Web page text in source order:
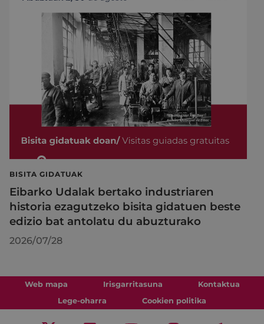
BISITA GIDATUAK
Eibarko Udalak bertako industriaren
historia ezagutzeko bisita gidatuen beste
edizio bat antolatu du abuzturako
2026/07/28
Web mapa Irisgarritasuna
Kontaktua
Lege-oharra
Cookien politika